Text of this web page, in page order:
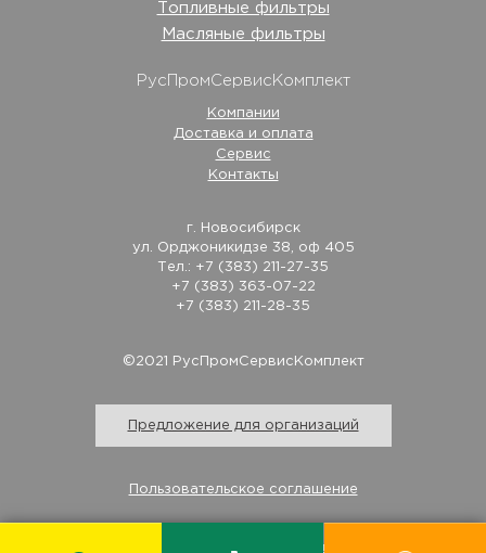
©2021 РусПромСервисКомплект
Предложение для организаций
Пользовательское соглашение
Изготовление и продвижение сайта - Студия «Савер»
Топливные фильтры
Масляные фильтры
РусПромСервисКомплект
Компании
Доставка и оплата
Сервис
Контакты
г. Новосибирск
ул. Орджоникидзе 38, оф 405
Тел.: +7 (383) 211-27-35
+7 (383) 363-07-22
+7 (383) 211-28-35